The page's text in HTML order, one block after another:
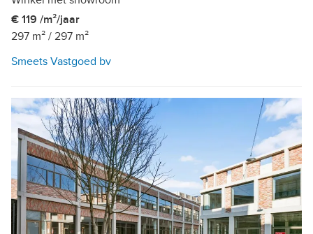
€ 119 /m²/jaar
297 m² / 297 m²
Smeets Vastgoed bv